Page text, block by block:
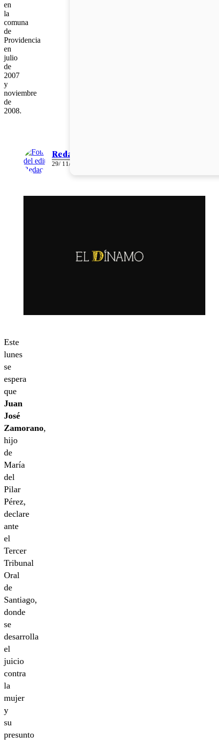
en
la
comuna
de
Providencia
en
julio
de
2007
y
noviembre
de
2008.
Redacción
29/ 11/ 2010
Este
lunes
se
espera
que
Juan
José
Zamorano,
hijo
de
María
del
Pilar
Pérez,
declare
ante
el
Tercer
Tribunal
Oral
de
Santiago,
donde
se
desarrolla
el
juicio
contra
la
mujer
y
su
presunto